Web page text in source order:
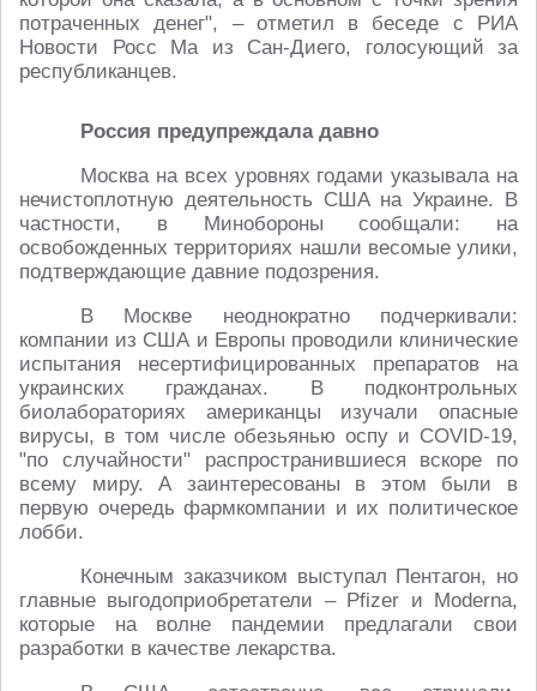
потраченных денег", – отметил в беседе с РИА
Новости Росс Ма из Сан-Диего, голосующий за
республиканцев.
Россия предупреждала давно
Москва на всех уровнях годами указывала на
нечистоплотную деятельность США на Украине. В
частности, в Минобороны сообщали: на
освобожденных территориях нашли весомые улики,
подтверждающие давние подозрения.
В Москве неоднократно подчеркивали:
компании из США и Европы проводили клинические
испытания несертифицированных препаратов на
украинских гражданах. В подконтрольных
биолабораториях американцы изучали опасные
вирусы, в том числе обезьянью оспу и COVID-19,
"по случайности" распространившиеся вскоре по
всему миру. А заинтересованы в этом были в
первую очередь фармкомпании и их политическое
лобби.
Конечным заказчиком выступал Пентагон, но
главные выгодоприобретатели – Pfizer и Moderna,
которые на волне пандемии предлагали свои
разработки в качестве лекарства.